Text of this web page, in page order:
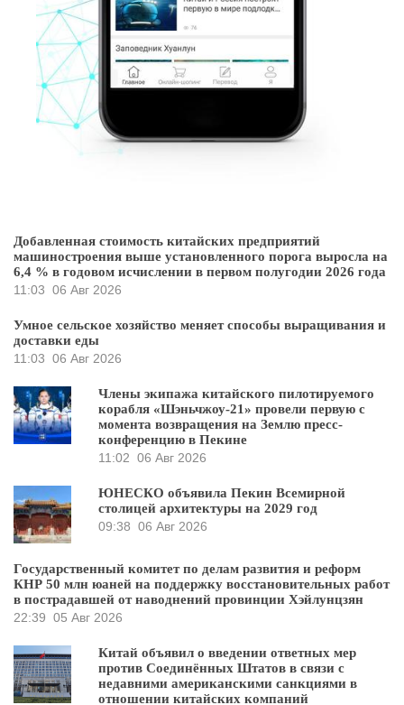
Добавленная стоимость китайских предприятий
машиностроения выше установленного порога выросла на
6,4 % в годовом исчислении в первом полугодии 2026 года
11:03 06 Авг 2026
Умное сельское хозяйство меняет способы выращивания и
доставки еды
11:03 06 Авг 2026
Члены экипажа китайского пилотируемого
корабля «Шэньчжоу-21» провели первую с
момента возвращения на Землю пресс-
конференцию в Пекине
11:02 06 Авг 2026
ЮНЕСКО объявила Пекин Всемирной
столицей архитектуры на 2029 год
09:38 06 Авг 2026
Государственный комитет по делам развития и реформ
КНР 50 млн юаней на поддержку восстановительных работ
в пострадавшей от наводнений провинции Хэйлунцзян
22:39 05 Авг 2026
Китай объявил о введении ответных мер
против Соединённых Штатов в связи с
недавними американскими санкциями в
отношении китайских компаний